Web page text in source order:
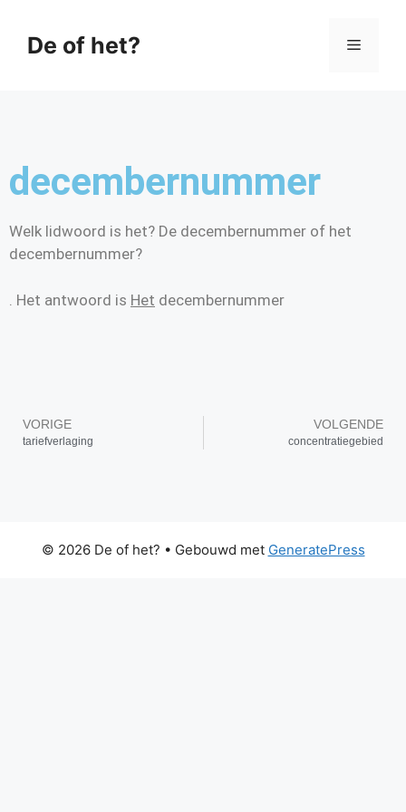
De of het?
decembernummer
Welk lidwoord is het? De decembernummer of het
decembernummer?
. Het antwoord is Het decembernummer
VORIGE
tariefverlaging
VOLGENDE
concentratiegebied
© 2026 De of het? • Gebouwd met GeneratePress